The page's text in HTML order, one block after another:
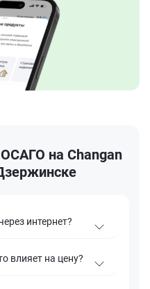
на Changan
интернет?
влияет на цену?